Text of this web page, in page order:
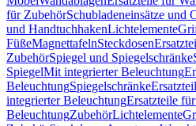
für ZubehörSchubladeneinsätze und
und HandtuchhakenLichtelemente
FüßeMagnettafelnSteckdosen
ZubehörSpiegel und Spiegelschränke
SpiegelMit integrierter Beleuchtung
BeleuchtungSpiegelschränke
integrierter BeleuchtungErsatzteile
BeleuchtungZubehörLichtelemente